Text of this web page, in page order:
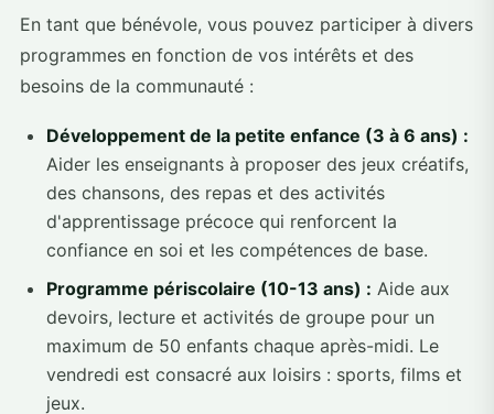
En tant que bénévole, vous pouvez participer à divers
programmes en fonction de vos intérêts et des
besoins de la communauté :
Développement de la petite enfance (3 à 6 ans) :
Aider les enseignants à proposer des jeux créatifs,
des chansons, des repas et des activités
d'apprentissage précoce qui renforcent la
confiance en soi et les compétences de base.
Programme périscolaire (10-13 ans) : Aide aux
devoirs, lecture et activités de groupe pour un
maximum de 50 enfants chaque après-midi. Le
vendredi est consacré aux loisirs : sports, films et
jeux.